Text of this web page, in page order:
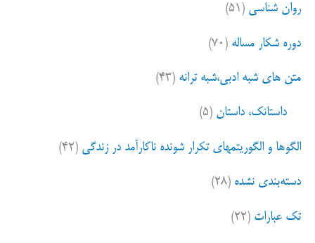
اروان شناسی (۵۱)
دوره شکار مساله (۷۰)
متن های شبه ادبی،شبه ترانه (۴۳)
داستانک، داستان (۵)
الگوها و الگوریتمهای تکرار شونده ناکارآمد در زندگی (۴۲)
دسته‌بندی نشده (۲۸)
تک عبارات (۲۲)